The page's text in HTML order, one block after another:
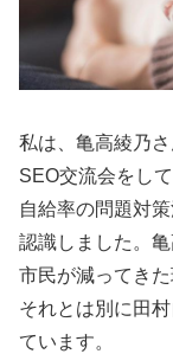
私は、亀高綾乃
SEO交流会をし
自給率の問題対
認識しました。
市民が減ってき
それとは別に田
ています。